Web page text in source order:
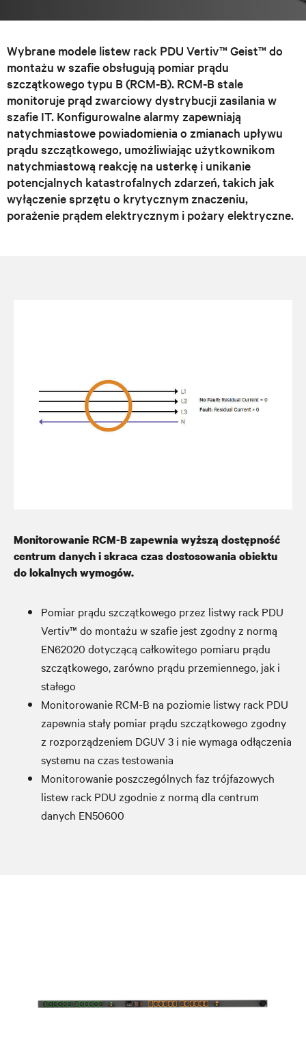
Wybrane modele listew rack PDU Vertiv™ Geist™ do
montażu w szafie obsługują pomiar prądu
szczątkowego typu B (RCM-B). RCM-B stale
monitoruje prąd zwarciowy dystrybucji zasilania w
szafie IT. Konfigurowalne alarmy zapewniają
natychmiastowe powiadomienia o zmianach upływu
prądu szczątkowego, umożliwiając użytkownikom
natychmiastową reakcję na usterkę i unikanie
potencjalnych katastrofalnych zdarzeń, takich jak
wyłączenie sprzętu o krytycznym znaczeniu,
porażenie prądem elektrycznym i pożary elektryczne.
Monitorowanie RCM-B zapewnia wyższą dostępność
centrum danych i skraca czas dostosowania obiektu
do lokalnych wymogów.
Pomiar prądu szczątkowego przez listwy rack PDU
Vertiv™ do montażu w szafie jest zgodny z normą
EN62020 dotyczącą całkowitego pomiaru prądu
szczątkowego, zarówno prądu przemiennego, jak i
stałego
Monitorowanie RCM-B na poziomie listwy rack PDU
zapewnia stały pomiar prądu szczątkowego zgodny
z rozporządzeniem DGUV 3 i nie wymaga odłączenia
systemu na czas testowania
Monitorowanie poszczególnych faz trójfazowych
listew rack PDU zgodnie z normą dla centrum
danych EN50600